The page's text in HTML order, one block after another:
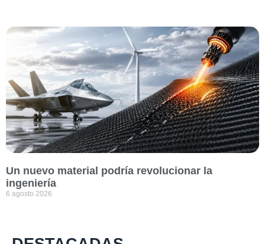
Un nuevo material podría revolucionar la
ingeniería
6 agosto 2026